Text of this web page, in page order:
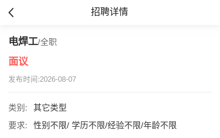
招聘详情
电焊工/全职
面议
发布时间:2026-08-07
类别:
其它类型
要求:
性别不限/ 学历不限/经验不限/年龄不限